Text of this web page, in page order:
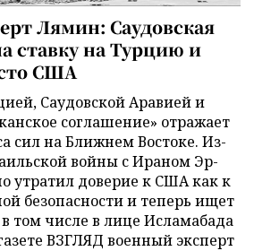
Лямин: Саудовская
ставку на Турцию и
США
Саудовской Аравией и
соглашение» отражает
сил на Ближнем Востоке. Из-
войны с Ираном Эр-
утратил доверие к США как к
безопасности и теперь ищет
том числе в лице Исламабада
ВЗГЛЯД военный эксперт